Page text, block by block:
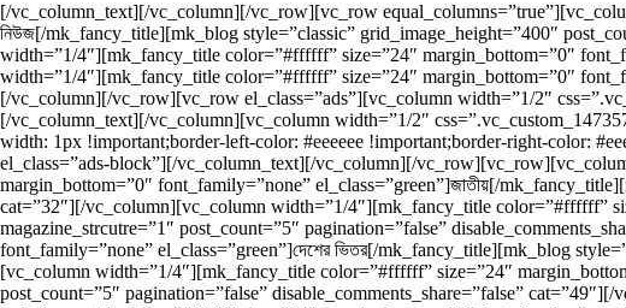
[/vc_column_text][/vc_column][/vc_row][vc_row
নিউজ[/mk_fancy_title][mk_blog style=”classic” grid_image_height=”400″
width=”1/4″][mk_fancy_title color=”#ffffff” size=”24″ margin_bottom=”0″
width=”1/4″][mk_fancy_title color=”#ffffff” size=”24″ margin_bottom=”0″
[/vc_column][/vc_row][vc_row el_class=”ads”][vc_column width=”1/2″
[/vc_column_text][/vc_column][vc_column width=”1/2″
width: 1px !important;border-left-color: #eeeeee !important;border-right-color:
el_class=”ads-block”][/vc_column_text][/vc_column][/
margin_bottom=”0″ font_family=”none” el_class=”green”]জাতীয়[/
cat=”32″][/vc_column][vc_column width=”1/4″][mk_fancy_title color=”#ffffff”
magazine_strcutre=”1″ post_count=”5″ pagination=”false”
font_family=”none” el_class=”green”]দেশের ভিতর[/mk_fancy_title][mk_blog
[vc_column width=”1/4″][mk_fancy_title color=”#ffffff” size=”24″
post_count=”5″ pagination=”false” disable_comments_share=”false”